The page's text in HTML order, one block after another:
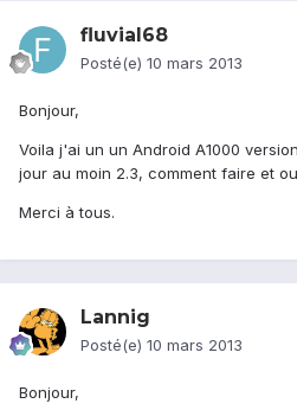
fluvial68
Posté(e) 10 mars 2013
Bonjour,
Voila j'ai un un Android A1000
jour au moin 2.3, comment faire et
Merci à tous.
Lannig
Posté(e) 10 mars 2013
Bonjour,